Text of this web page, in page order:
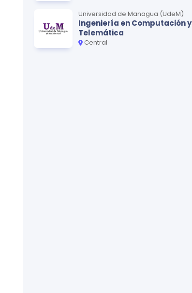
Universidad de Managua (UdeM)
Ingeniería en Computación y
Telemática
Central